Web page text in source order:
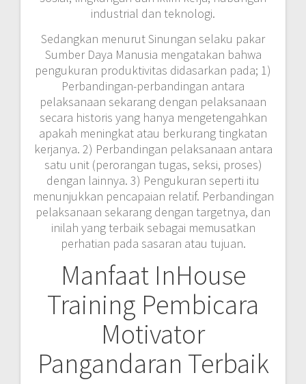
industrial dan teknologi.
Sedangkan menurut Sinungan selaku pakar
Sumber Daya Manusia mengatakan bahwa
pengukuran produktivitas didasarkan pada; 1)
Perbandingan-perbandingan antara
pelaksanaan sekarang dengan pelaksanaan
secara historis yang hanya mengetengahkan
apakah meningkat atau berkurang tingkatan
kerjanya. 2) Perbandingan pelaksanaan antara
satu unit (perorangan tugas, seksi, proses)
dengan lainnya. 3) Pengukuran seperti itu
menunjukkan pencapaian relatif. Perbandingan
pelaksanaan sekarang dengan targetnya, dan
inilah yang terbaik sebagai memusatkan
perhatian pada sasaran atau tujuan.
Manfaat InHouse
Training Pembicara
Motivator
Pangandaran Terbaik